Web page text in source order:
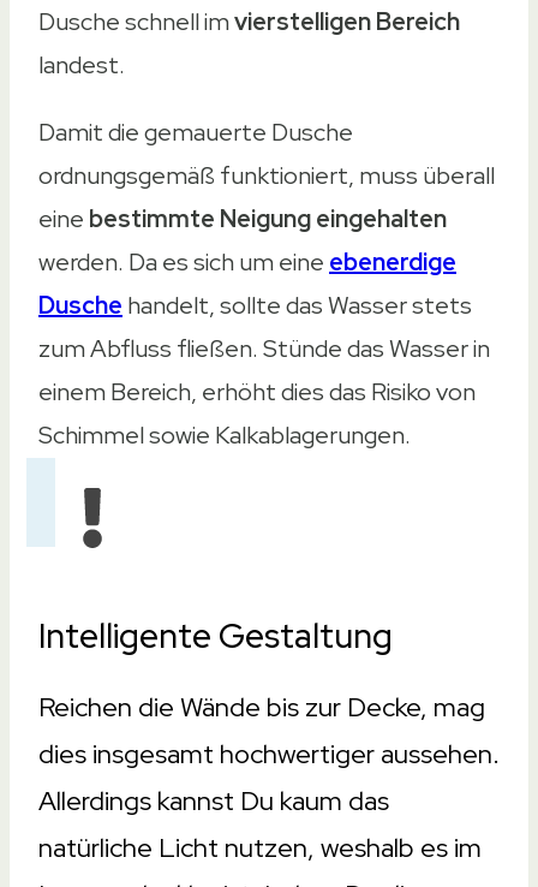
Dusche schnell imvierstelligen Bereich
landest.
Damit die gemauerte Dusche
ordnungsgemäß funktioniert, muss überall
eine bestimmte Neigung eingehalten
werden. Da es sich um eine ebenerdige
Dusche handelt, sollte das Wasser stets
zum Abfluss fließen. Stünde das Wasser in
einem Bereich, erhöht dies das Risiko von
Schimmel sowie Kalkablagerungen.
Intelligente Gestaltung
Reichen die Wände bis zur Decke, mag
dies insgesamt hochwertiger aussehen.
Allerdings kannst Du kaum das
natürliche Licht nutzen, weshalb es im